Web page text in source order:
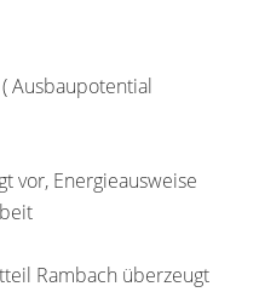
Ausbaupotential
vor, Energieausweise
Rambach überzeugt